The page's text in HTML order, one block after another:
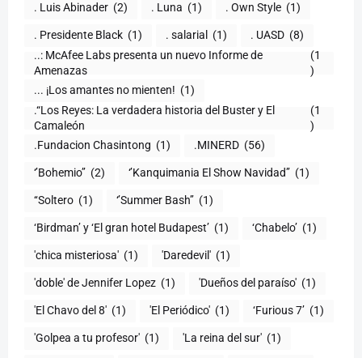
. Luis Abinader (2) . Luna (1) . Own Style (1)
. Presidente Black (1) . salarial (1) . UASD (8)
..: McAfee Labs presenta un nuevo Informe de
(1
)
... ¡Los amantes no mienten! (1)
.“Los Reyes: La verdadera historia del Buster y El
Camaleón
(1
)
.Fundacion Chasintong (1) .MINERD (56)
‘’Bohemio’’ (2) ‘’Kanquimania El Show Navidad’’ (1)
‘‘Soltero (1) ‘’Summer Bash’’ (1)
‘Birdman’ y ‘El gran hotel Budapest’ (1) ‘Chabelo’ (1)
'chica misteriosa' (1) 'Daredevil' (1)
'doble' de Jennifer Lopez (1) 'Dueños del paraíso' (1)
'El Chavo del 8' (1) 'El Periódico' (1) ‘Furious 7’ (1)
'Golpea a tu profesor' (1) 'La reina del sur' (1)